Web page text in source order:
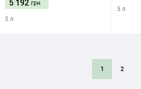
5 192 грн
5 л
5 л
1 2